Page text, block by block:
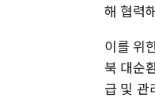
해 협력
이를 위
북 대순
급 및 관